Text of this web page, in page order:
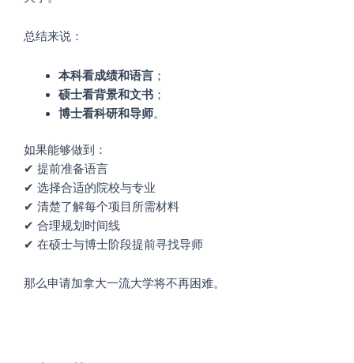
总结来说：
本科看成绩和语言；
硕士看背景和文书；
博士看科研和导师。
如果能够做到：
✔ 提前准备语言
✔ 选择合适的院校与专业
✔ 清楚了解每个项目所需材料
✔ 合理规划时间线
✔ 在硕士与博士阶段提前寻找导师
那么申请加拿大一流大学将不再困难。